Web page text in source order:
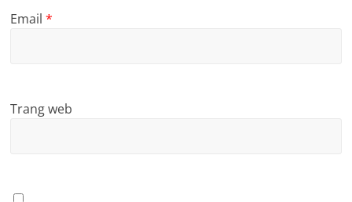
Email*
Trang web